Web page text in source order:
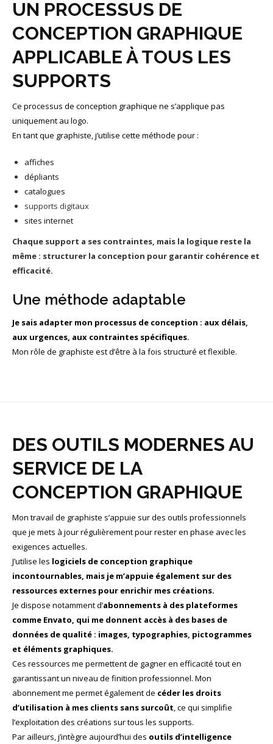
UN PROCESSUS DE
CONCEPTION GRAPHIQUE
APPLICABLE À TOUS LES
SUPPORTS
Ce processus de conception graphique ne s’applique pas
uniquement au logo.
En tant que graphiste, j’utilise cette méthode pour :
affiches
dépliants
catalogues
supports digitaux
sites internet
Chaque support a ses contraintes, mais la logique reste la
même : structurer la conception pour garantir cohérence et
efficacité.
Une méthode adaptable
Je sais adapter mon processus de conception : aux délais,
aux urgences, aux contraintes spécifiques.
Mon rôle de graphiste est d’être à la fois structuré et flexible.
DES OUTILS MODERNES AU
SERVICE DE LA
CONCEPTION GRAPHIQUE
Mon travail de graphiste s’appuie sur des outils professionnels
que je mets à jour régulièrement pour rester en phase avec les
exigences actuelles.
J’utilise les logiciels de conception graphique
incontournables, mais je m’appuie également sur des
ressources externes pour enrichir mes créations.
Je dispose notamment d’abonnements à des plateformes
comme Envato, qui me donnent accès à des bases de
données de qualité : images, typographies, pictogrammes
et éléments graphiques.
Ces ressources me permettent de gagner en efficacité tout en
garantissant un niveau de finition professionnel. Mon
abonnement me permet également de céder les droits
d’utilisation à mes clients sans surcoût , ce qui simplifie
l’exploitation des créations sur tous les supports.
Par ailleurs, j’intègre aujourd’hui des outils d’intelligence